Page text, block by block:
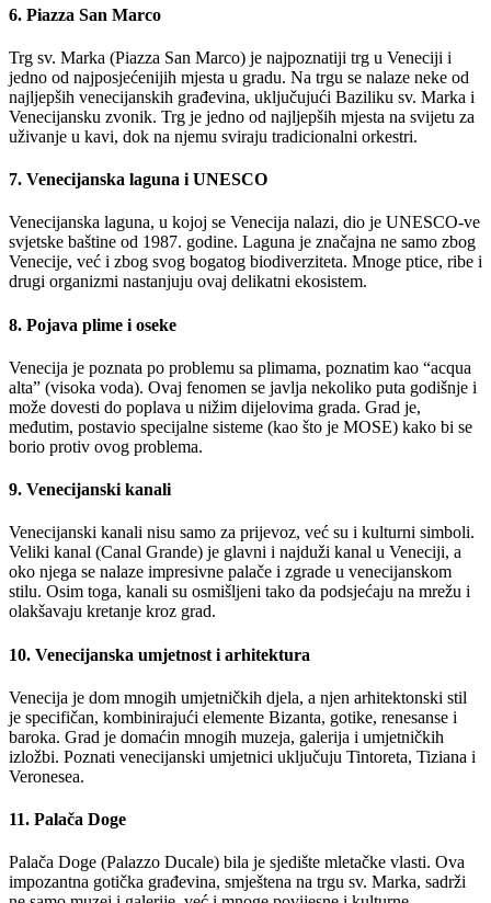
6. Piazza San Marco
Trg sv. Marka (Piazza San Marco) je najpoznatiji trg u Veneciji i
jedno od najposjećenijih mjesta u gradu. Na trgu se nalaze neke od
najljepših venecijanskih građevina, uključujući Baziliku sv. Marka i
Venecijansku zvonik. Trg je jedno od najljepših mjesta na svijetu za
uživanje u kavi, dok na njemu sviraju tradicionalni orkestri.
7. Venecijanska laguna i UNESCO
Venecijanska laguna, u kojoj se Venecija nalazi, dio je UNESCO-ve
svjetske baštine od 1987. godine. Laguna je značajna ne samo zbog
Venecije, već i zbog svog bogatog biodiverziteta. Mnoge ptice, ribe i
drugi organizmi nastanjuju ovaj delikatni ekosistem.
8. Pojava plime i oseke
Venecija je poznata po problemu sa plimama, poznatim kao “acqua
alta” (visoka voda). Ovaj fenomen se javlja nekoliko puta godišnje i
može dovesti do poplava u nižim dijelovima grada. Grad je,
međutim, postavio specijalne sisteme (kao što je MOSE) kako bi se
borio protiv ovog problema.
9. Venecijanski kanali
Venecijanski kanali nisu samo za prijevoz, već su i kulturni simboli.
Veliki kanal (Canal Grande) je glavni i najduži kanal u Veneciji, a
oko njega se nalaze impresivne palače i zgrade u venecijanskom
stilu. Osim toga, kanali su osmišljeni tako da podsjećaju na mrežu i
olakšavaju kretanje kroz grad.
10. Venecijanska umjetnost i arhitektura
Venecija je dom mnogih umjetničkih djela, a njen arhitektonski stil
je specifičan, kombinirajući elemente Bizanta, gotike, renesanse i
baroka. Grad je domaćin mnogih muzeja, galerija i umjetničkih
izložbi. Poznati venecijanski umjetnici uključuju Tintoreta, Tiziana i
Veronesea.
11. Palača Doge
Palača Doge (Palazzo Ducale) bila je sjedište mletačke vlasti. Ova
impozantna gotička građevina, smještena na trgu sv. Marka, sadrži